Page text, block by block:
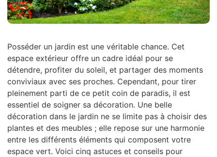
Posséder un jardin est une véritable chance. Cet
espace extérieur offre un cadre idéal pour se
détendre, profiter du soleil, et partager des moments
conviviaux avec ses proches. Cependant, pour tirer
pleinement parti de ce petit coin de paradis, il est
essentiel de soigner sa décoration. Une belle
décoration dans le jardin ne se limite pas à choisir des
plantes et des meubles ; elle repose sur une harmonie
entre les différents éléments qui composent votre
espace vert. Voici cinq astuces et conseils pour